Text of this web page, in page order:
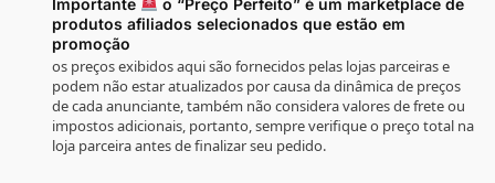
produtos afiliados selecionados que estão em
promoção
os preços exibidos aqui são fornecidos pelas lojas parceiras e
podem não estar atualizados por causa da dinâmica de preços
de cada anunciante, também não considera valores de frete ou
impostos adicionais, portanto, sempre verifique o preço total na
loja parceira antes de finalizar seu pedido.